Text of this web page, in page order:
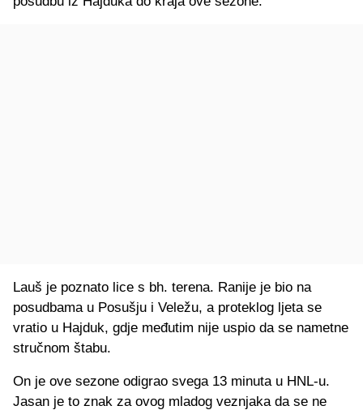
Lauš je poznato lice s bh. terena. Ranije je bio na
posudbama u Posušju i Veležu, a proteklog ljeta se
vratio u Hajduk, gdje međutim nije uspio da se nametne
stručnom štabu.
On je ove sezone odigrao svega 13 minuta u HNL-u.
Jasan je to znak za ovog mladog veznjaka da se ne